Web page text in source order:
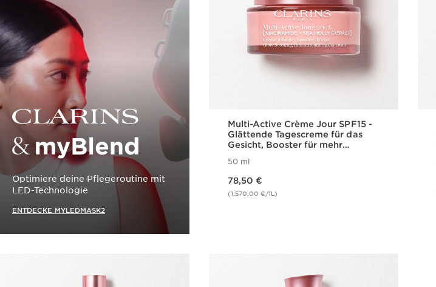
Clarins & myBlend
Optimiere deine Pflegeroutine mit
LED-Technologie
ENTDECKE MYLEDMASK2
Multi-Active Crème Jour SPF15 -
Glättende Tagescreme für das
Gesicht, Booster für mehr
Hauttyp
50 ml
78,50 €
(1.570,00 €/1L)